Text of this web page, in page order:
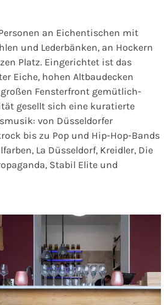
an Eichentischen mit
und Lederbänken, an Hockern
Platz. Eingerichtet ist das
Eiche, hohen Altbaudecken
Fensterfront gemütlich-
gesellt sich eine kuratierte
von Düsseldorfer
bis zu Pop und Hip-Hop-Bands
La Düsseldorf, Kreidler, Die
Stabil Elite und